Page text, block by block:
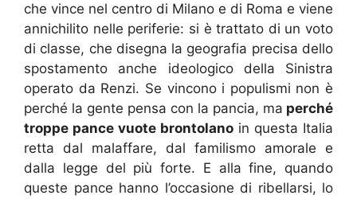
che vince nel centro di Milano e di Roma e viene
annichilito nelle periferie: si è trattato di un voto
di classe, che disegna la geografia precisa dello
spostamento anche ideologico della Sinistra
operato da Renzi. Se vincono i populismi non è
perché la gente pensa con la pancia, ma perché
troppe pance vuote brontolano in questa Italia
retta dal malaffare, dal familismo amorale e
dalla legge del più forte. E alla fine, quando
queste pance hanno l’occasione di ribellarsi, lo